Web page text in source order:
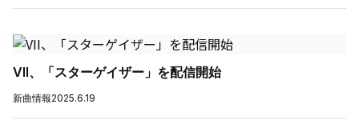
VII、「スターゲイザー」を配信開始
新曲情報2025.6.19